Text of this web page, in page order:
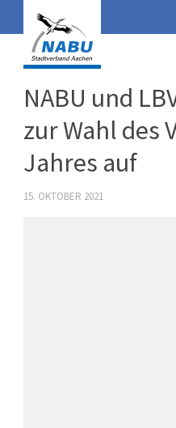
NABU und
zur Wahl des
Jahres auf
15. OKTOBER 2021